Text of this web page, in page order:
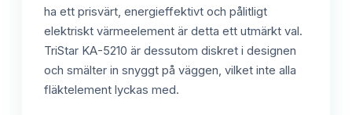
ha ett prisvärt, energieffektivt och pålitligt
elektriskt värmeelement är detta ett utmärkt val.
TriStar KA-5210 är dessutom diskret i designen
och smälter in snyggt på väggen, vilket inte alla
fläktelement lyckas med.